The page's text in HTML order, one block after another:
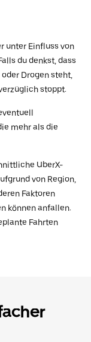
unter Einfluss von
du denkst, dass
Drogen steht,
stoppt.
mehr als die
UberX-
von Region,
Faktoren
können anfallen.
Fahrten